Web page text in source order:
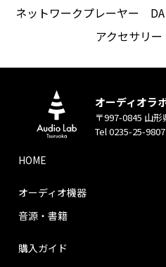
ネットワークプレーヤー
アクセサリー
オーディオラ
〒997-0845 山
Tel 0235-25-
HOME
オーディオ機器
音源・書籍
購入ガイド